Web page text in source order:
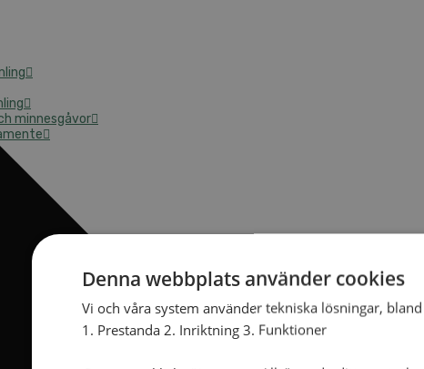
minnesgåvor
insamling
Denna webbplats använder cookies
Vi och våra system använder tekniska lösningar,
1. Prestanda 2. Inriktning 3. Funktioner